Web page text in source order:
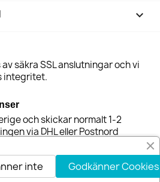
keyboard_arrow_down
säkra SSL anslutningar och vi
integritet.
och skickar normalt 1-2
via DHL eller Postnord
du pengarna tillbaka inom 30-
Godkänner Cookies
inte